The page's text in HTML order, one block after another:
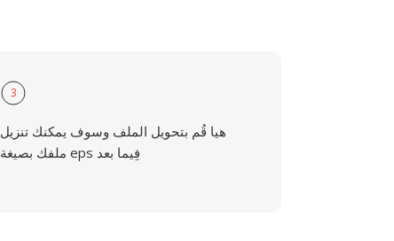
3
هيا قُم بتحويل الملف وسوف يمكنك تنزيل
ملفك بصيغة eps فِيما بعد